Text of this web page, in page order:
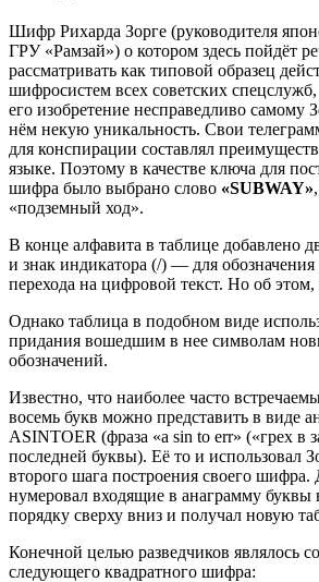
Шифр Рихарда Зорге (руководителя
ГРУ «Рамзай») о котором здесь пойдёт
рассматривать как типовой образец
шифросистем всех советских
его изобретение несправедливо самому
нём некую уникальность. Свои
для конспирации составлял
языке. Поэтому в качестве ключа для
шифра было выбрано слово «SUBWAY»
«подземный ход».
В конце алфавита в таблице добавлено
и знак индикатора (/) — для обозначения
перехода на цифровой текст. Но об
Однако таблица в подобном виде
придания вошедшим в нее символам
обозначений.
Известно, что наиболее часто
восемь букв можно представить в виде
ASINTOER (фраза «a sin to err» («грех в
последней буквы). Её то и использовал
второго шага построения своего шифра.
нумеровал входящие в анаграмму буквы
порядку сверху вниз и получал новую
Конечной целью разведчиков являлось
следующего квадратного шифра: